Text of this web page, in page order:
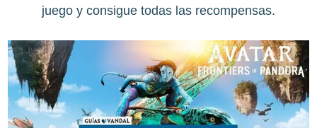
juego y consigue todas las recompensas.